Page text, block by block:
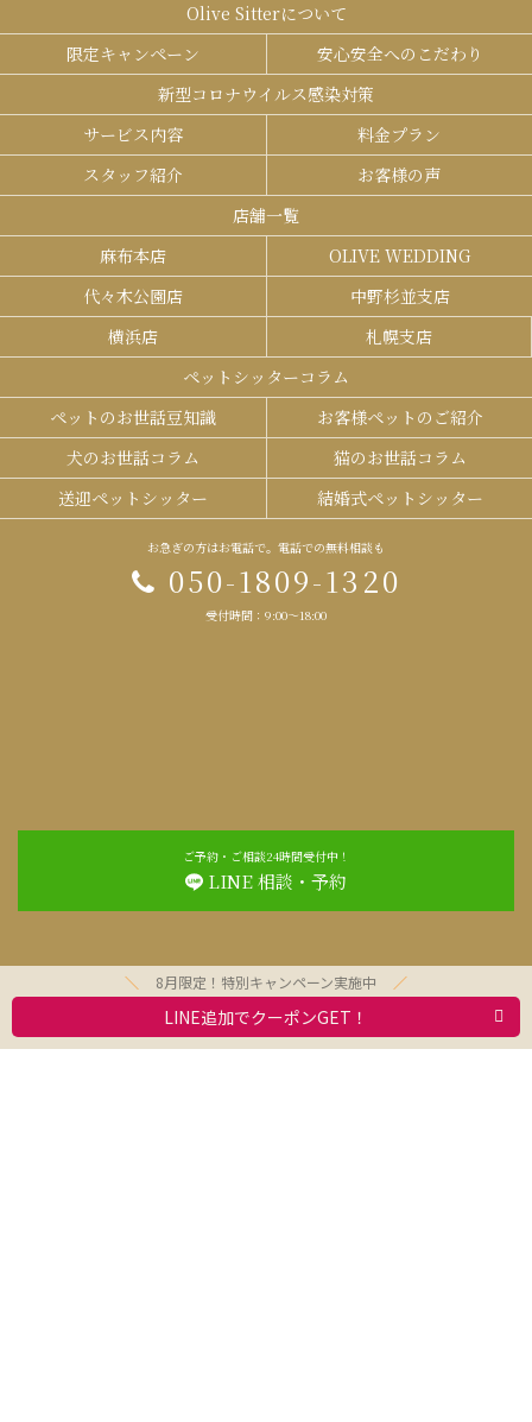
Olive Sitterについて
限定キャンペーン
安心安全へのこだわり
新型コロナウイルス感染対策
サービス内容
料金プラン
スタッフ紹介
お客様の声
店舗一覧
麻布本店
OLIVE WEDDING
代々木公園店
中野杉並支店
横浜店
札幌支店
ペットシッターコラム
ペットのお世話豆知識
お客様ペットのご紹介
犬のお世話コラム
猫のお世話コラム
送迎ペットシッター
結婚式ペットシッター
お急ぎの方はお電話で。電話での無料相談も
050-1809-1320
受付時間：9:00～18:00
ご予約・ご相談24時間受付中！
LINE 相談・予約
8月限定！特別キャンペーン実施中
LINE追加でクーポンGET！